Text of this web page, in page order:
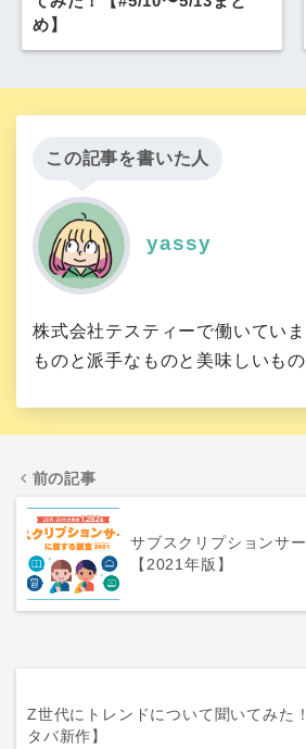
め】
この記事を書いた人
yassy
株式会社テスティーで働いてい
ものと派手なものと美味しいもの
前の記事
サブスクリプションサ
【2021年版】
Z世代にトレンドについて聞いてみた
タバ新作】